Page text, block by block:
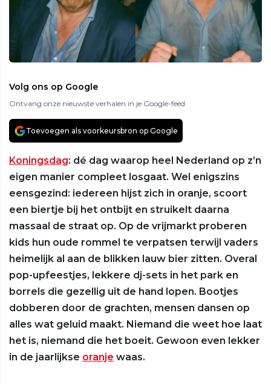
Volg ons op Google
Ontvang onze nieuwste verhalen in je Google-feed
Toevoegen als voorkeursbron op Google
Koningsdag: dé dag waarop heel Nederland op z’n
eigen manier compleet losgaat. Wel enigszins
eensgezind: iedereen hijst zich in oranje, scoort
een biertje bij het ontbijt en struikelt daarna
massaal de straat op. Op de vrijmarkt proberen
kids hun oude rommel te verpatsen terwijl vaders
heimelijk al aan de blikken lauw bier zitten. Overal
pop-upfeestjes, lekkere dj-sets in het park en
borrels die gezellig uit de hand lopen. Bootjes
dobberen door de grachten, mensen dansen op
alles wat geluid maakt. Niemand die weet hoe laat
het is, niemand die het boeit. Gewoon even lekker
in de jaarlijkse oranje waas.